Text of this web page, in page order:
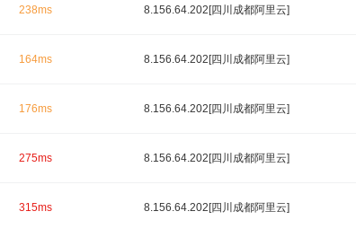
238ms 8.156.64.202[四川成都阿里云]
164ms 8.156.64.202[四川成都阿里云]
176ms 8.156.64.202[四川成都阿里云]
275ms 8.156.64.202[四川成都阿里云]
315ms 8.156.64.202[四川成都阿里云]